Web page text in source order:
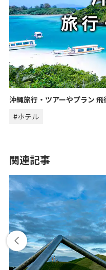
沖縄旅行・ツアーやプラン
#ホテル
関連記事